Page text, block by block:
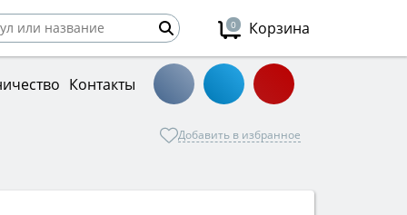
0 Корзина
Контакты
Добавить в избранное